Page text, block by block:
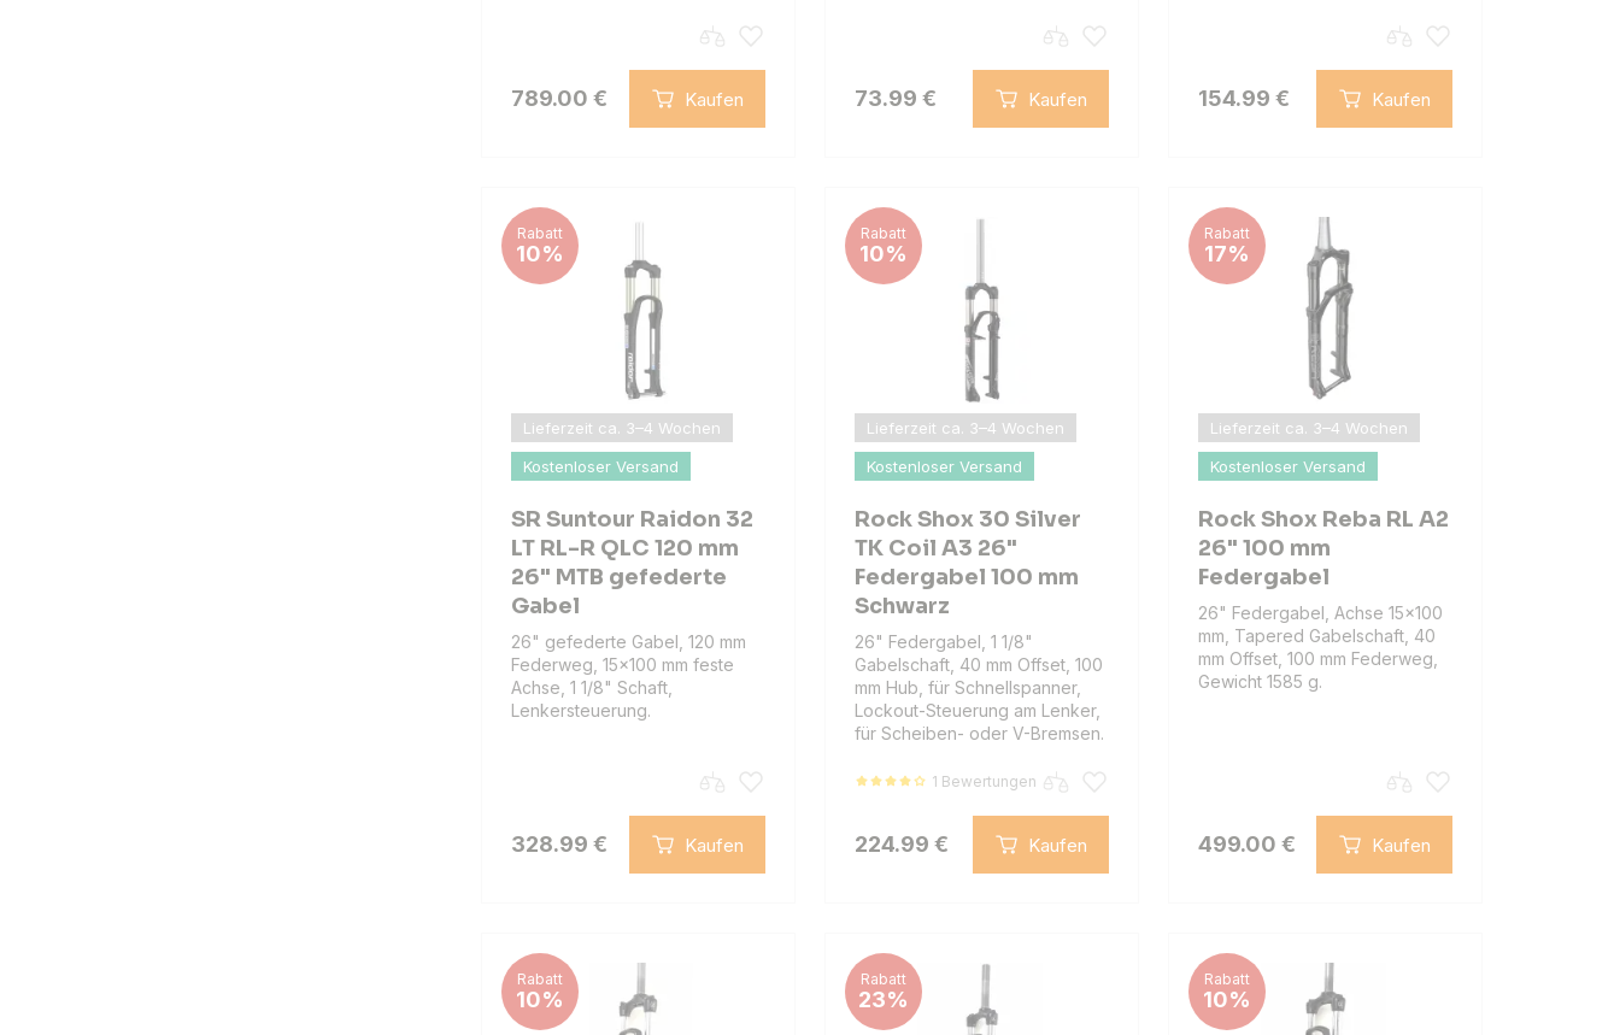
789.00 € Kaufen 73.99 € Kaufen 154.99 € Kaufen
Rabatt
10%
Lieferzeit ca. 3–4 Wochen
Kostenloser Versand
SR Suntour Raidon 32
LT RL-R QLC 120 mm
26" MTB gefederte
Gabel
26" gefederte Gabel, 120 mm
Federweg, 15x100 mm feste
Achse, 1 1/8" Schaft,
Lenkersteuerung.
328.99 € Kaufen
Rabatt
10%
Lieferzeit ca. 3–4 Wochen
Kostenloser Versand
Rock Shox 30 Silver
TK Coil A3 26"
Federgabel 100 mm
Schwarz
26" Federgabel, 1 1/8"
Gabelschaft, 40 mm Offset, 100
mm Hub, für Schnellspanner,
Lockout-Steuerung am Lenker,
für Scheiben- oder V-Bremsen.
1 Bewertungen
224.99 € Kaufen
Rabatt
17%
Lieferzeit ca. 3–4 Wochen
Kostenloser Versand
Rock Shox Reba RL A2
26" 100 mm
Federgabel
26" Federgabel, Achse 15×100
mm, Tapered Gabelschaft, 40
mm Offset, 100 mm Federweg,
Gewicht 1585 g.
499.00 € Kaufen
Rabatt
10%
Rabatt
23%
Rabatt
10%